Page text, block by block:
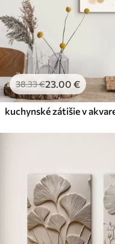
38.33€23.00 €
kuchynské zátišie v